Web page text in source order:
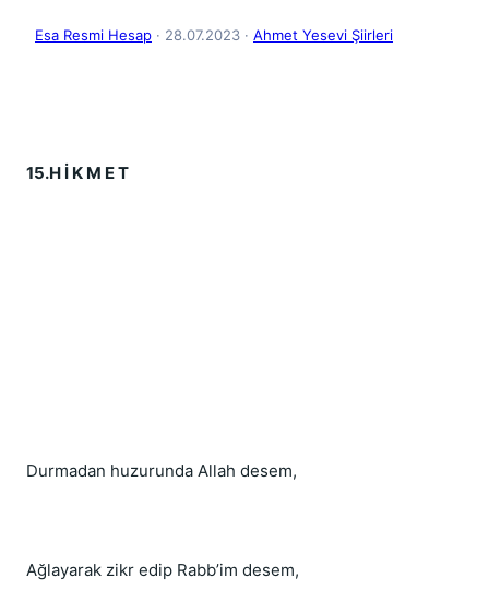
Esa Resmi Hesap · 28.07.2023 · Ahmet Yesevi Şiirleri
15.H İ K M E T
Durmadan huzurunda Allah desem,
Ağlayarak zikr edip Rabb’im desem,